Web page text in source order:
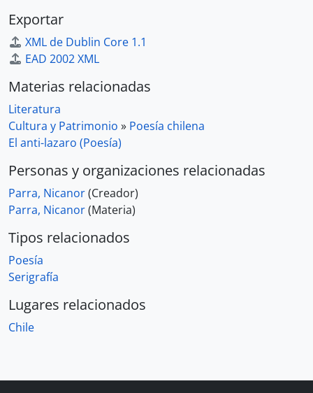
Exportar
XML de Dublin Core 1.1
EAD 2002 XML
Materias relacionadas
Literatura
Cultura y Patrimonio » Poesía chilena
El anti-lazaro (Poesía)
Personas y organizaciones relacionadas
Parra, Nicanor(Creador)
Parra, Nicanor(Materia)
Tipos relacionados
Poesía
Serigrafía
Lugares relacionados
Chile